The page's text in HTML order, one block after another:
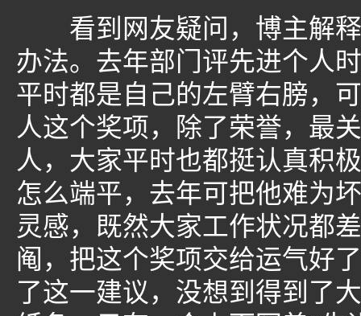
看到网友疑问，博主解释
办法。去年部门评先进个人
平时都是自己的左臂右膀，
人这个奖项，除了荣誉，最
人，大家平时也都挺认真积
怎么端平，去年可把他难为
灵感，既然大家工作状况都
阄，把这个奖项交给运气好
了这一建议，没想到得到了